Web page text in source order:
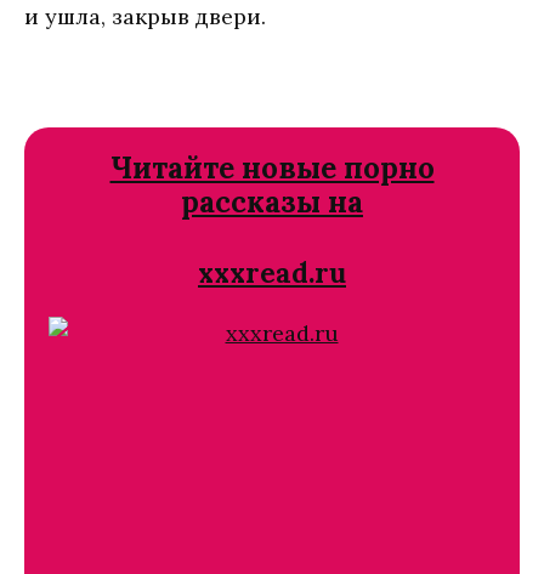
и yшлa, зaкpыв двepи.
Читайте новые порно
рассказы на
xxxread.ru